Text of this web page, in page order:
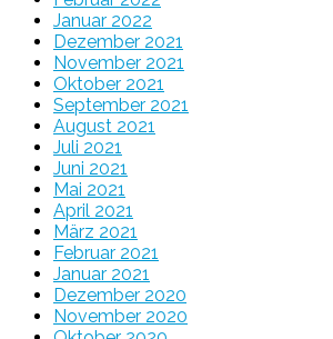
Januar 2022
Dezember 2021
November 2021
Oktober 2021
September 2021
August 2021
Juli 2021
Juni 2021
Mai 2021
April 2021
März 2021
Februar 2021
Januar 2021
Dezember 2020
November 2020